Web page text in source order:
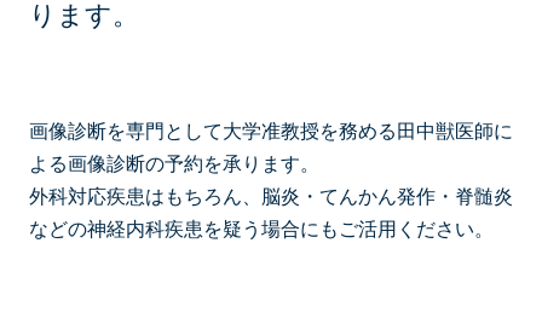
ります。
画像診断を専門として大学准教授を務める田中獣医師に
よる画像診断の予約を承ります。
外科対応疾患はもちろん、脳炎・てんかん発作・脊髄炎
などの神経内科疾患を疑う場合にもご活用ください。